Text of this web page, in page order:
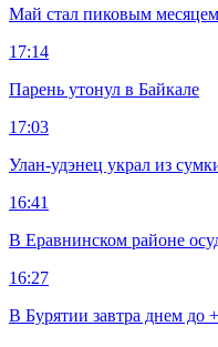
Май стал пиковым
17:14
Парень утонул в Байкале
17:03
Улан-удэнец украл из
16:41
В Еравнинском районе
16:27
В Бурятии завтра днем до